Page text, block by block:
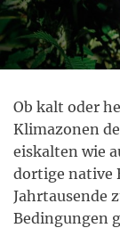
Ob kalt oder
Klimazonen
eiskalten wie
dortige native
Jahrtausende
Bedingungen